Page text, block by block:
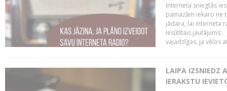
Interneta sniegtās
pamazām iekaro ne
jādara, lai interneta
Iesūtītais jautājums:
vajadzīgas, ja vēlos
LAIPA IZSNIEDZ
IERAKSTU